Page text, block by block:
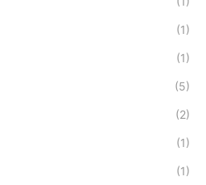
(1)
(1)
(5)
(2)
(1)
(1)